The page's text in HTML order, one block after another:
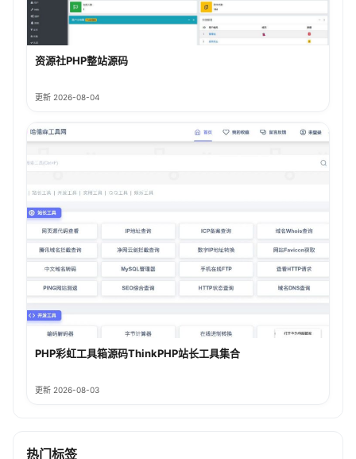
资源社PHP整站源码
更新 2026-08-04
PHP彩虹工具箱源码ThinkPHP站长工具集合
更新 2026-08-03
热门标签